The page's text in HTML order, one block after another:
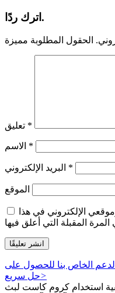
اترك ردًا.
الحقول المطلوبة مميزة
*
*
*
الموقع
الإلكتروني في هذا
الخاص بنا للحصول على
حل سريع>
استخدام كروم كاست لبث